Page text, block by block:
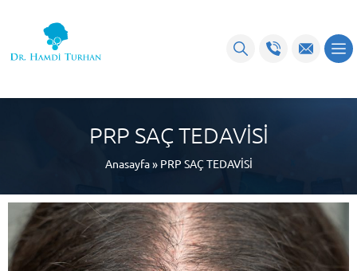
PRP SAÇ TEDAVİSİ
Anasayfa» PRP SAÇ TEDAVİSİ